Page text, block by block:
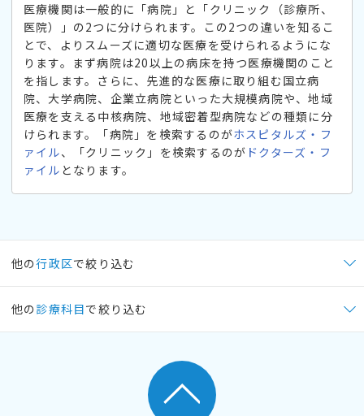
医療機関は一般的に「病院」と「クリニック（診療所、
医院）」の2つに分けられます。この2つの違いを知るこ
とで、よりスムーズに適切な医療を受けられるようにな
ります。まず病院は20以上の病床を持つ医療機関のこと
を指します。さらに、先進的な医療に取り組む国立病
院、大学病院、企業立病院といった大規模病院や、地域
医療を支える中核病院、地域密着型病院などの種類に分
けられます。「病院」を検索するのがホスピタルズ・フ
ァイル、「クリニック」を検索するのが ドクターズ・フ
ァイル となります。
他の行政区で絞り込む
他の 診療科目で絞り込む